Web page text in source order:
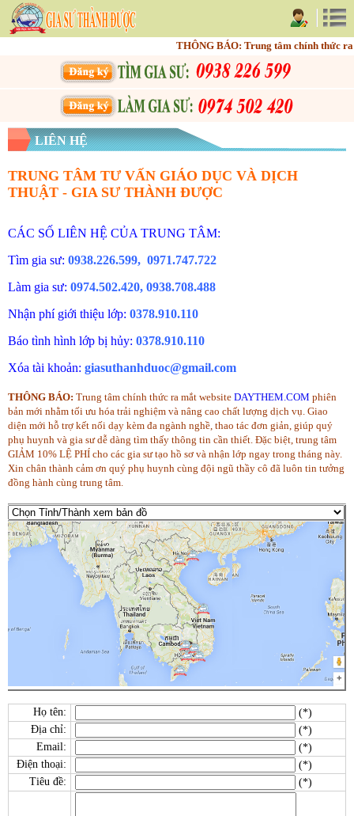
THÔNG BÁO: Trung tâm chính thức ra
LIÊN HỆ
TRUNG TÂM TƯ VẤN GIÁO DỤC VÀ DỊCH
THUẬT - GIA SƯ THÀNH ĐƯỢC
CÁC SỐ LIÊN HỆ CỦA TRUNG TÂM:
Tìm gia sư: 0938.226.599, 0971.747.722
Làm gia sư: 0974.502.420, 0938.708.488
Nhận phí giới thiệu lớp: 0378.910.110
Báo tình hình lớp bị hủy: 0378.910.110
Xóa tài khoản: giasuthanhduoc@gmail.com
THÔNG BÁO: Trung tâm chính thức ra mắt website DAYTHEM.COM phiên
bản mới nhằm tối ưu hóa trải nghiệm và nâng cao chất lượng dịch vụ. Giao
diện mới hỗ trợ kết nối dạy kèm đa ngành nghề, thao tác đơn giản, giúp quý
phụ huynh và gia sư dễ dàng tìm thấy thông tin cần thiết. Đặc biệt, trung tâm
GIẢM 10% LỆ PHÍ cho các gia sư tạo hồ sơ và nhận lớp ngay trong tháng này.
Xin chân thành cảm ơn quý phụ huynh cùng đội ngũ thầy cô đã luôn tin tưởng
đồng hành cùng trung tâm.
Họ tên:
(*)
Địa chỉ:
(*)
Email:
(*)
Điện thoại:
(*)
Tiêu đề:
(*)